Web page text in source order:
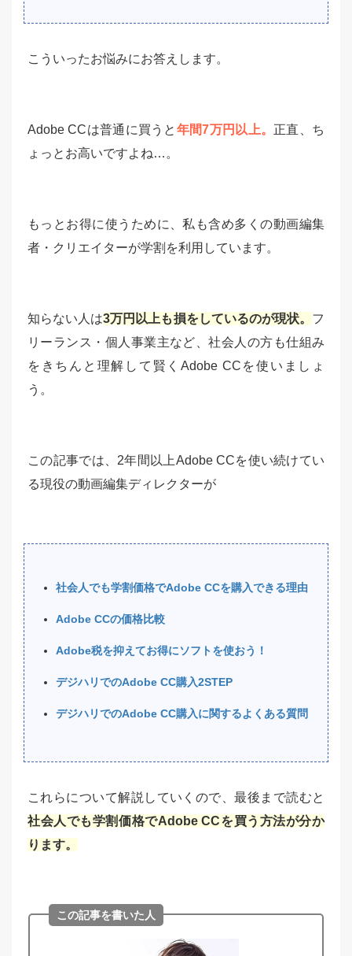
こういったお悩みにお答えします。
Adobe CCは普通に買うと 年間7万円以上。 正直、ち
ょっとお高いですよね…。
もっとお得に使うために、私も含め多くの動画編集
者・クリエイターが学割を利用しています。
知らない人は3万円以上も損をしているのが現状。 フ
リーランス・個人事業主など、社会人の方も仕組み
をきちんと理解して賢くAdobe CCを使いましょ
う。
この記事では、2年間以上Adobe CCを使い続けてい
る現役の動画編集ディレクターが
社会人でも学割価格でAdobe CCを購入できる理由
Adobe CCの価格比較
Adobe税を抑えてお得にソフトを使おう！
デジハリでのAdobe CC購入2STEP
デジハリでのAdobe CC購入に関するよくある質問
これらについて解説していくので、最後まで読むと
社会人でも学割価格でAdobe CCを買う方法が分か
ります。
この記事を書いた人